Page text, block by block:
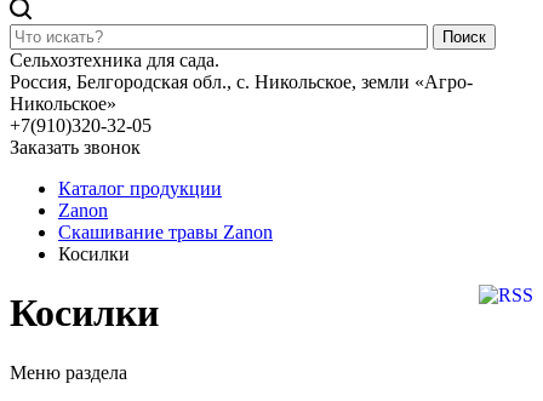
Поиск
Сельхозтехника для сада.
Россия, Белгородская обл., с. Никольское, земли «Агро-
Никольское»
+7(910)320-32-05
Заказать звонок
Каталог продукции
Zanon
Скашивание травы Zanon
Косилки
Косилки
Меню раздела